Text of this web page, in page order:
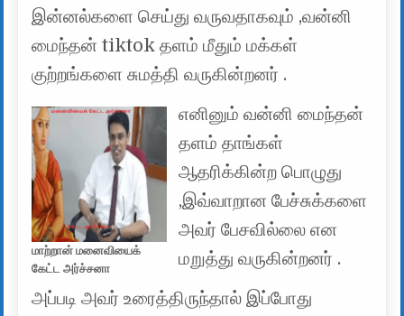
இன்னல்களை செய்து வருவதாகவும் ,வன்னி
மைந்தன் tiktok தளம் மீதும் மக்கள்
குற்றங்களை சுமத்தி வருகின்றனர் .
மாற்றான் மனைவியைக்
கேட்ட அர்ச்சனா
எனினும் வன்னி மைந்தன்
தளம் தாங்கள்
ஆதரிக்கின்ற பொழுது
,இவ்வாறான பேச்சுக்களை
அவர் பேசவில்லை என
மறுத்து வருகின்றனர் .
அப்படி அவர் உரைத்திருந்தால் இப்போது